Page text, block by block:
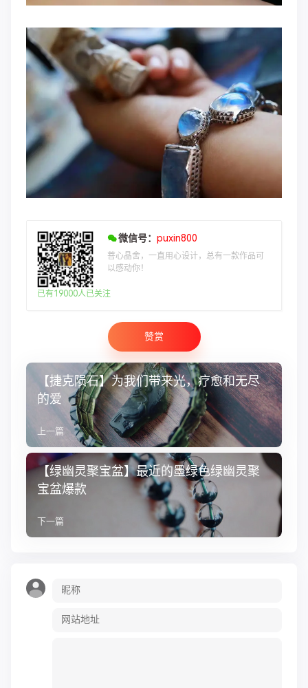
微信号： puxin800
菩心晶舍，一直用心设计，总有一款作品可
以感动你！
已有19000人已关注
赞赏
【捷克陨石】为我们带来光，疗愈和无尽
的爱
上一篇
【绿幽灵聚宝盆】最近的墨绿色绿幽灵聚
宝盆爆款
下一篇